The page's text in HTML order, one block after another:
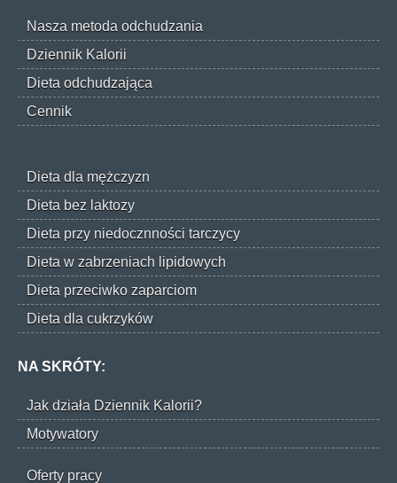
Nasza metoda odchudzania
Dziennik Kalorii
Dieta odchudzająca
Cennik
Dieta dla mężczyzn
Dieta bez laktozy
Dieta przy niedocznności tarczycy
Dieta w zabrzeniach lipidowych
Dieta przeciwko zaparciom
Dieta dla cukrzyków
NA SKRÓTY:
Jak działa Dziennik Kalorii?
Motywatory
Oferty pracy